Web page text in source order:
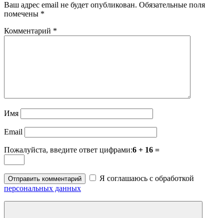
Ваш адрес email не будет опубликован. Обязательные поля
помечены *
Комментарий *
Имя
Email
Пожалуйста, введите ответ цифрами:6 + 16 =
Я соглашаюсь с обработкой
персональных данных